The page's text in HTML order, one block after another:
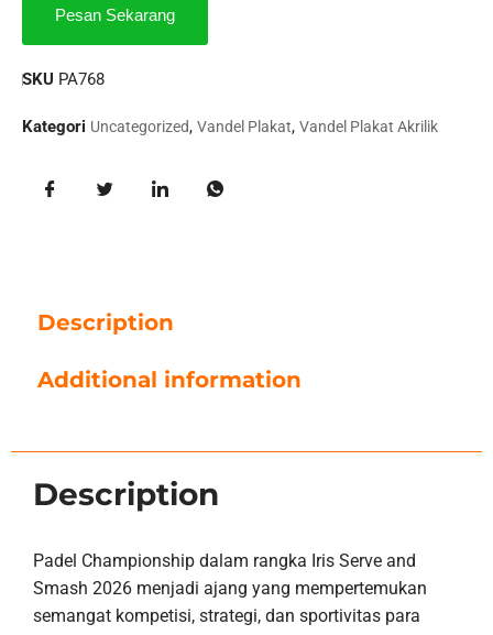
Pesan Sekarang
SKU PA768
Kategori Uncategorized, Vandel Plakat, Vandel Plakat Akrilik
Description
Additional information
Description
Padel Championship dalam rangka Iris Serve and
Smash 2026 menjadi ajang yang mempertemukan
semangat kompetisi, strategi, dan sportivitas para